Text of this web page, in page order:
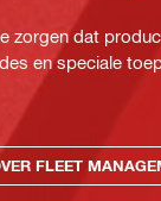
zorgen dat
en speciale
FLEET